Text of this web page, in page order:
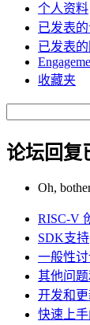
个人资料
已发表
已发表
收藏夹
Search
replies:
论坛回复
Oh,
RISC-V
SDK支持
一般性
其他问
开发和
快速上